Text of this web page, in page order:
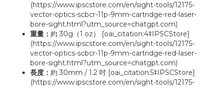
(https://www.ipscstore.com/en/sight-tools/12175-
vector-optics-scbcr-11p-9mm-cartridge-red-laser-
bore-sight.html?utm_source=chatgpt.com)
重量： 約 30g（1 oz） [oai_citation:4‡IPSCStore]
(https://www.ipscstore.com/en/sight-tools/12175-
vector-optics-scbcr-11p-9mm-cartridge-red-laser-
bore-sight.html?utm_source=chatgpt.com)
長度： 約 30mm / 1.2 吋 [oai_citation:5‡IPSCStore]
(https://www.ipscstore.com/en/sight-tools/12175-